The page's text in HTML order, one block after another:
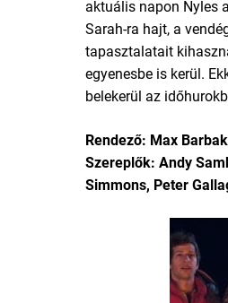
aktuális napon Nyles
Sarah-ra hajt, a
tapasztalatait
egyenesbe is kerül.
belekerül az
Rendező: Max
Szereplők: Andy
Simmons, Peter